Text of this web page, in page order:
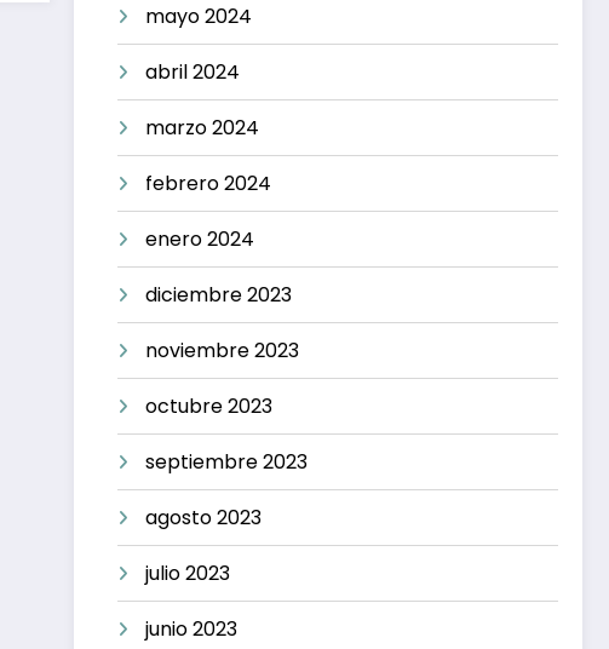
mayo 2024
abril 2024
marzo 2024
febrero 2024
enero 2024
diciembre 2023
noviembre 2023
octubre 2023
septiembre 2023
agosto 2023
julio 2023
junio 2023